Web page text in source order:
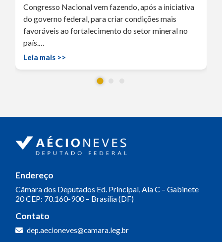
Congresso Nacional vem fazendo, após a iniciativa
do governo federal, para criar condições mais
favoráveis ao fortalecimento do setor mineral no
país.…
Leia mais >>
Endereço
Câmara dos Deputados Ed. Principal, Ala C – Gabinete
20CEP: 70.160-900 – Brasília (DF)
Contato
dep.aecioneves@camara.leg.br